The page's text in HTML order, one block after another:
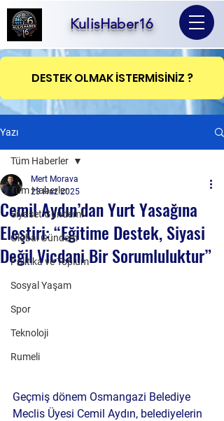
KulisHaber16
DESTEK OLMAK İSTERMİSİNİZ ?
Yazı
Tüm Haberler
Siyaset Gündemi
Global Gündem
Politika ve Toplum
Sosyal Yaşam
Spor
Teknoloji
Rumeli
Tüm Haberler
Cemil Aydın’dan Yurt Yasağına
Eleştiri: “Eğitime Destek, Siyasi
Değil Vicdani Bir Sorumluluktur”
Mert Morava
23 Haz 2025
Geçmiş dönem Osmangazi Belediye
Meclis Üyesi Cemil Aydın, belediyelerin